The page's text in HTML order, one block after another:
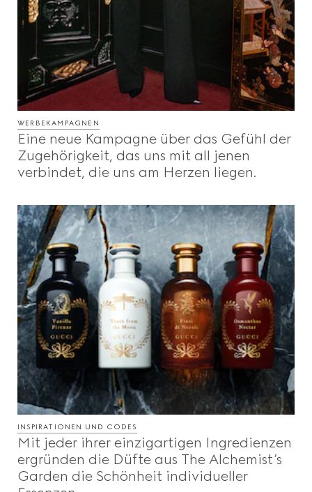
WERBEKAMPAGNEN
Eine neue Kampagne über das Gefühl der
Zugehörigkeit, das uns mit all jenen
verbindet, die uns am Herzen liegen.
INSPIRATIONEN UND CODES
Mit jeder ihrer einzigartigen Ingredienzen
ergründen die Düfte aus The Alchemist’s
Garden die Schönheit individueller